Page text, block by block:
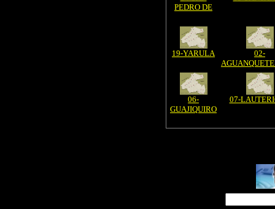
PEDRO DE
19-YARULA
02-
06-
GUAJIQUIRO
07-